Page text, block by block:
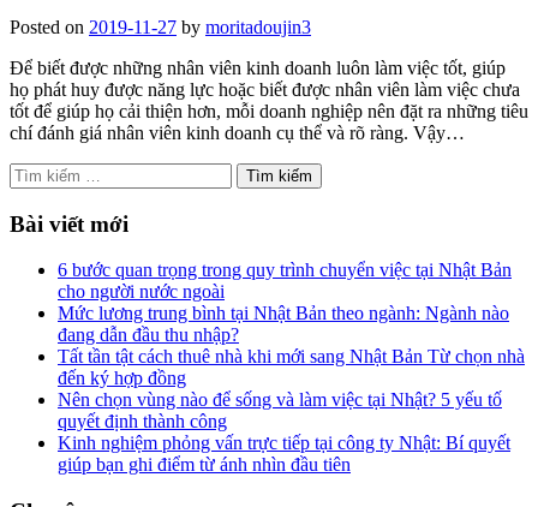
Posted on 2019-11-27 by moritadoujin3
Để biết được những nhân viên kinh doanh luôn làm việc tốt, giúp
họ phát huy được năng lực hoặc biết được nhân viên làm việc chưa
tốt để giúp họ cải thiện hơn, mỗi doanh nghiệp nên đặt ra những tiêu
chí đánh giá nhân viên kinh doanh cụ thể và rõ ràng. Vậy…
Tìm
kiếm
cho:
Bài viết mới
6 bước quan trọng trong quy trình chuyển việc tại Nhật Bản
cho người nước ngoài
Mức lương trung bình tại Nhật Bản theo ngành: Ngành nào
đang dẫn đầu thu nhập?
Tất tần tật cách thuê nhà khi mới sang Nhật Bản Từ chọn nhà
đến ký hợp đồng
Nên chọn vùng nào để sống và làm việc tại Nhật? 5 yếu tố
quyết định thành công
Kinh nghiệm phỏng vấn trực tiếp tại công ty Nhật: Bí quyết
giúp bạn ghi điểm từ ánh nhìn đầu tiên